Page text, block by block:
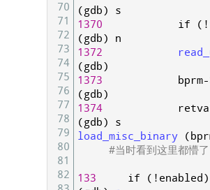
70
71
72
73
74
75
76
77
78
79
80
81
82
(gdb)
s
1370
if ( !
(gdb)
n
1372
(gdb)
1373
bprm
(gdb)
1374
(gdb)
s
load_misc_binary
(
#当时看到这里都懵
133 if ( ! enabled )